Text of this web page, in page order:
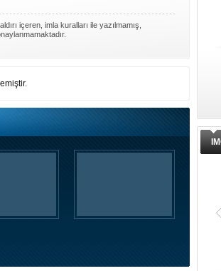
içeren, imla kuralları ile yazılmamış,